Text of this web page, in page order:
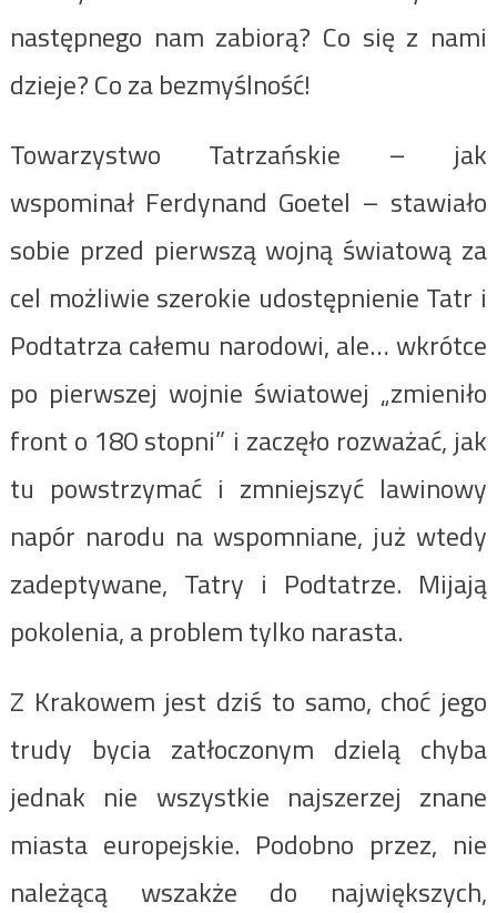
następnego nam zabiorą? Co się z nami
dzieje? Co za bezmyślność!
Towarzystwo Tatrzańskie – jak
wspominał Ferdynand Goetel – stawiało
sobie przed pierwszą wojną światową za
cel możliwie szerokie udostępnienie Tatr i
Podtatrza całemu narodowi, ale… wkrótce
po pierwszej wojnie światowej „zmieniło
front o 180 stopni” i zaczęło rozważać, jak
tu powstrzymać i zmniejszyć lawinowy
napór narodu na wspomniane, już wtedy
zadeptywane, Tatry i Podtatrze. Mijają
pokolenia, a problem tylko narasta.
Z Krakowem jest dziś to samo, choć jego
trudy bycia zatłoczonym dzielą chyba
jednak nie wszystkie najszerzej znane
miasta europejskie. Podobno przez, nie
należącą wszakże do największych,